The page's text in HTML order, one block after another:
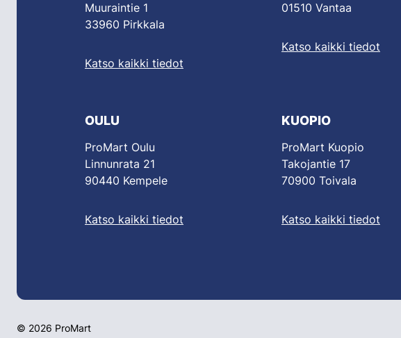
Muuraintie 1
33960 Pirkkala
Katso kaikki tiedot
01510 Vantaa
Katso kaikki tiedot
OULU
ProMart Oulu
Linnunrata 21
90440 Kempele
Katso kaikki tiedot
KUOPIO
ProMart Kuopio
Takojantie 17
70900 Toivala
Katso kaikki tiedot
© 2026 ProMart